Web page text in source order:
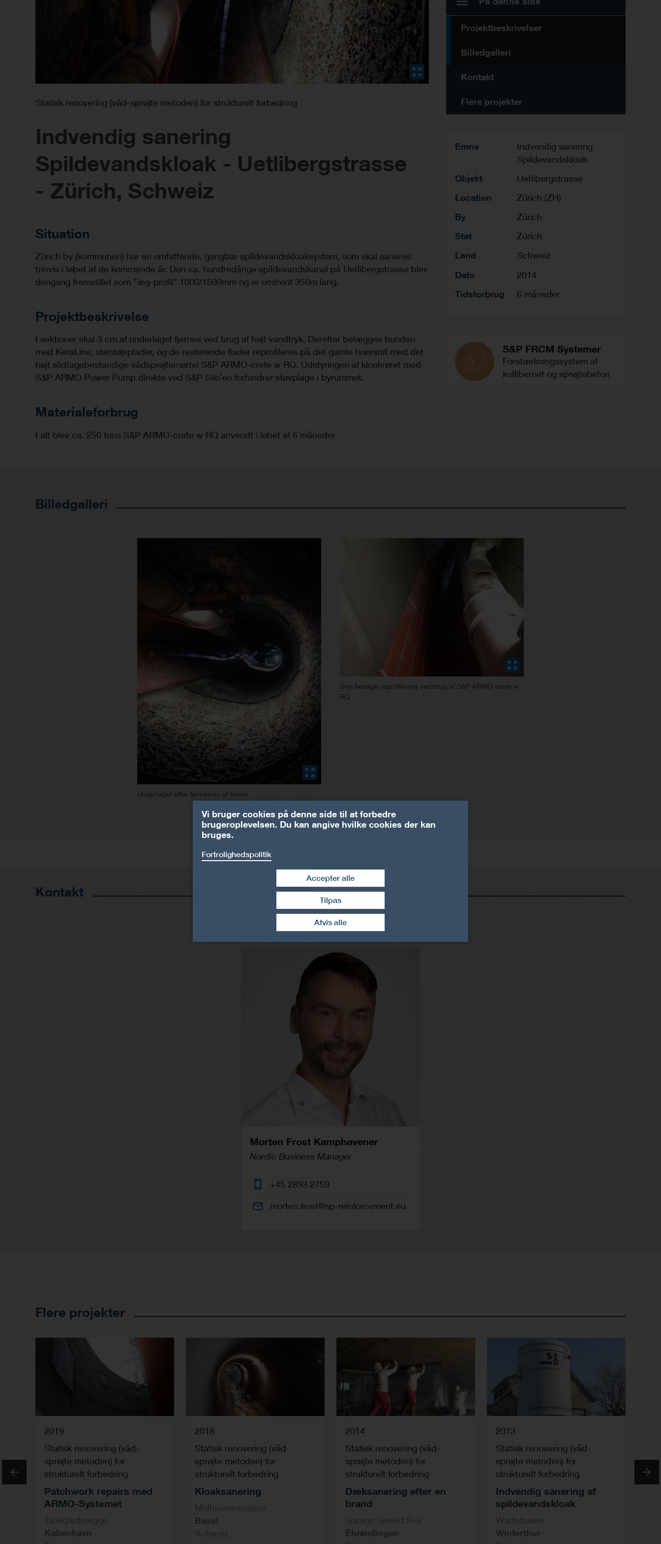
Statisk renovering (våd-sprøjte metoden) for strukturelt forbedring
Indvendig sanering
Spildevandskloak - Uetlibergstrasse
- Zürich, Schweiz
Projektbeskrivelser
Billedgalleri
Kontakt
Flere projekter
Emne
Indvendig sanering
Spildevandskloak
Objekt
Uetlibergstrasse
Location
Zürich (ZH)
By
Zürich
Stat
Zürich
Land
Schweiz
Dato
2014
Tidsforbrug
6 måneder
S&P FRCM Systemer
Forstærkningssystem af
kulfibernet og sprøjtebeton
Situation
Zürich by (kommunen) har en omfattende, gangbar spildevandskloaksystem, som skal saneres
trinvis i løbet af de kommende år. Den ca. hundredårige spildevandskanal på Uetlibergstrasse blev
dengang fremstillet som ”æg-profil” 1000/1500mm og er omtrent 350m lang.
Projektbeskrivelse
I sektioner skal 3 cm af underlaget fjernes ved brug af højt vandtryk. Derefter belægges bunden
med KeraLine, stentøjsplader, og de resterende flader reprofileres på det gamle tværsnit med det
højt slidtagebestandige vådsprøjtemørtel S&P ARMO-crete w RQ. Udstyringen af kloakrøret med
S&P ARMO Power Pump direkte ved S&P Silo’en forhindrer støvplage i byrummet.
Materialeforbrug
I alt blev ca. 250 tons S&P ARMO-crete w RQ anvendt i løbet af 6 måneder
Billedgalleri
Underlaget efter fjernelsen af beton
Den færdige reprofilering ved brug af S&P ARMO-crete w
RQ
Kontakt
Morten Frost Kamphøvener
Nordic Business Manager
+45 2893 2759
morten.frost@sp-reinforcement.eu
Flere projekter
2019
Statisk renovering (våd-
sprøjte metoden) for
strukturelt forbedring
Patchwork repairs med
ARMO-Systemet
Tankgårdvægge
København
2018
Statisk renovering (våd-
sprøjte metoden) for
strukturelt forbedring
Kloaksanering
Mülhauserstrasse
Basel
Schweiz
2014
Statisk renovering (våd-
sprøjte metoden) for
strukturelt forbedring
Dæksanering efter en
brand
Garage Gerold Frei
Ehrendingen
2013
Statisk renovering (våd-
sprøjte metoden) for
strukturelt forbedring
Indvendig sanering af
spildevandskloak
Wartstrasse
Winterthur
Vi bruger cookies på denne side til at forbedre
brugeroplevelsen. Du kan angive hvilke cookies der kan
bruges.
Fortrolighedspolitik
Afvis alle
Accepter alle
Træk samtykke tilbage
Tilpas